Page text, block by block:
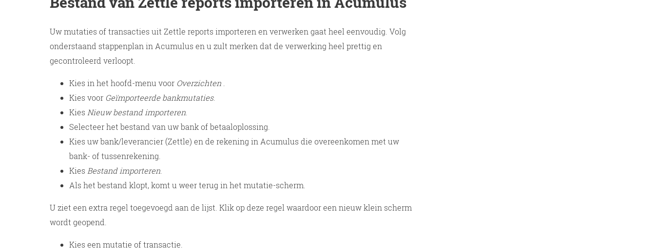
Uw mutaties of transacties uit Zettle reports importeren en verwerken gaat heel eenvoudig. Volg
onderstaand stappenplan in Acumulus en u zult merken dat de verwerking heel prettig en
gecontroleerd verloopt.
Kies in het hoofd-menu voor Overzichten
Kies voor Geïmporteerde bankmutaties.
Kies Nieuw bestand importeren
Selecteer het bestand van uw bank of betaaloplossing.
Kies uw bank/leverancier (Zettle) en de rekening in Acumulus die overeenkomen met uw
bank- of tussenrekening.
Kies Bestand importeren
Als het bestand klopt, komt u weer terug in het mutatie-scherm.
U ziet een extra regel toegevoegd aan de lijst. Klik op deze regel waardoor een nieuw klein scherm
wordt geopend.
Kies een mutatie of transactie.